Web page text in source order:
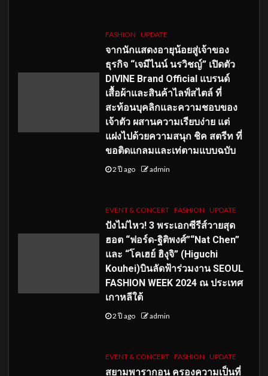
FASHION UPDATE
จากนักแสดงอายุน้อยสู่เจ้าของ
ธุรกิจ “เจมีไนน์ นรวิชญ์” เปิดตัว
DIVINE Brand Official แบรนด์
เสื้อผ้าและสินค้าไลฟ์สไตล์ ที่
สะท้อนบุคลิกและความชอบของ
เจ้าตัว ผสานความเรียบง่าย แต่
แฝงไปด้วยความสนุก ชิค สตรีท ที่
ขอติดแกลมและเท่ตามแบบฉบับ
2 ปี ago admin
EVENT & CONCERT FASHION UPDATE
ปังไม่ไหว! 3 พระเอกซีรีส์วายสุด
ฮอต “ฟอร์ด-ฐิติพงศ์”“Nat Chen”
และ “โคเฮย์ ฮิงุจิ” (Higuchi
Kouhei)บินลัดฟ้าร่วมงาน SEOUL
FASHION WEEK 2024 ณ ประเทศ
เกาหลีใต้
2 ปี ago admin
EVENT & CONCERT FASHION UPDATE
สยามพารากอน ครองความเป็นที่